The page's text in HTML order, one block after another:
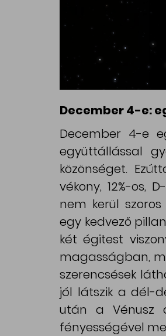
December 4-e:
December 4-e
együttállással
közönséget.
vékony, 12%-os,
nem kerül
egy kedvező
két égitest
magasságban,
szerencsések
jól látszik a dél-
után a Vénusz
fényességével